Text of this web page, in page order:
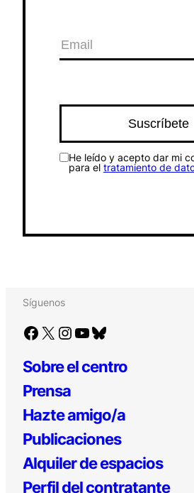
He leído y acepto dar mi
para el tratamiento de
Síguenos
Facebook X Instagram YouTube Bluesky
Sobre el centro
Prensa
Hazte amigo/a
Publicaciones
Alquiler de espacios
Perfil del contratante